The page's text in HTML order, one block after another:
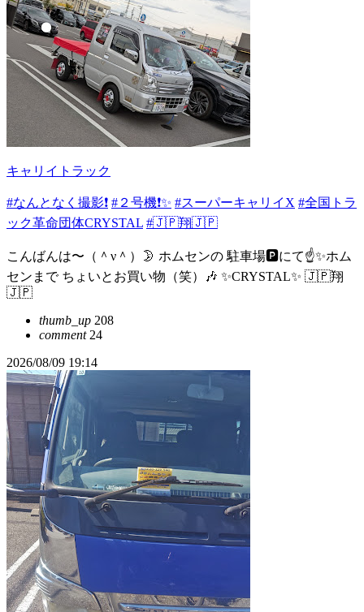
キャリイトラック
#なんとなく撮影❗ #２号機❗✨ #スーパーキャリイX #全国トラ
ック革命団体CRYSTAL #🇯🇵翔🇯🇵
こんばんは〜（＾ν＾）🌛 ホムセンの 駐車場🅿️にて☝️✨ホム
センまで ちょいとお買い物（笑）🎶 ✨CRYSTAL✨ 🇯🇵翔
🇯🇵
thumb_up 208
comment24
2026/08/09 19:14